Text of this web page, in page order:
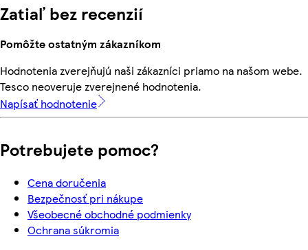
Zatiaľ bez recenzií
Pomôžte ostatným zákazníkom
Hodnotenia zverejňujú naši zákazníci priamo na našom webe.
Tesco neoveruje zverejnené hodnotenia.
Napísať hodnotenie
Potrebujete pomoc?
Cena doručenia
Bezpečnosť pri nákupe
Všeobecné obchodné podmienky
Ochrana súkromia